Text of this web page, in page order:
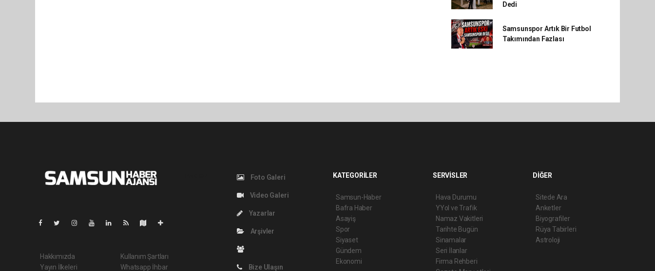
Dedi
Samsunspor Artık Bir Futbol
Takımından Fazlası
Hakkımızda
Yayın İlkeleri
Kullanım Şartları
Whatsapp İhbar
Foto Galeri
Video Galeri
Yazarlar
Arşivler
Bize Ulaşın
KATEGORİLER
Samsun-Haber
Bafra Haber
Asayiş
Spor
Siyaset
Gündem
Ekonomi
SERVİSLER
Hava Durumu
YYol ve Trafik
Namaz Vakitleri
Tarihte Bugün
Sinamalar
Seri İlanlar
Firma Rehberi
DİĞER
Sitede Ara
Anketler
Biyografiler
Rüya Tabirleri
Astroloji